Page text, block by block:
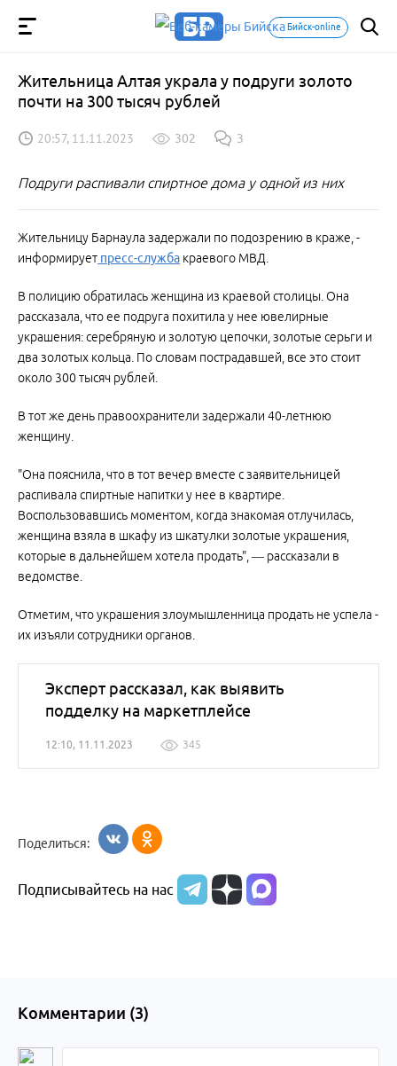
Бийск-online
Жительница Алтая украла у подруги золото
почти на 300 тысяч рублей
20:57, 11.11.2023 302 3
Подруги распивали спиртное дома у одной из них
Жительницу Барнаула задержали по подозрению в краже, -
информирует пресс-служба краевого МВД.
В полицию обратилась женщина из краевой столицы. Она
рассказала, что ее подруга похитила у нее ювелирные
украшения: серебряную и золотую цепочки, золотые серьги и
два золотых кольца. По словам пострадавшей, все это стоит
около 300 тысяч рублей.
В тот же день правоохранители задержали 40-летнюю
женщину.
"Она пояснила, что в тот вечер вместе с заявительницей
распивала спиртные напитки у нее в квартире.
Воспользовавшись моментом, когда знакомая отлучилась,
женщина взяла в шкафу из шкатулки золотые украшения,
которые в дальнейшем хотела продать", — рассказали в
ведомстве.
Отметим, что украшения злоумышленница продать не успела -
их изъяли сотрудники органов.
Эксперт рассказал, как выявить
подделку на маркетплейсе
12:10, 11.11.2023 345
Поделиться:
Подписывайтесь на нас
Комментарии (3)